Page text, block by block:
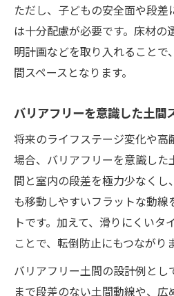
ただし、子どもの安全面や段差
は十分配慮が必要です。床材の
明計画などを取り入れることで
間スペースとなります。
バリアフリーを意識した土間
将来のライフステージ変化や高
場合、バリアフリーを意識した
間と室内の段差を極力少なくし
も移動しやすいフラットな動
トです。加えて、滑りにくいタ
ことで、転倒防止にもつながり
バリアフリー土間の設計例と
まで段差のない土間動線や、広